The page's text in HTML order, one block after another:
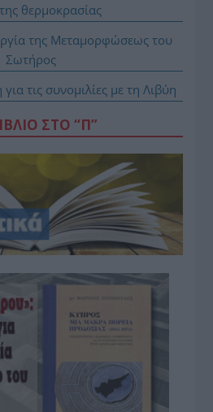
θερμοκρασίας
της Μεταμορφώσεως του
Σωτήρος
τις συνομιλίες με τη Λιβύη
ΣΤΟ “Π”